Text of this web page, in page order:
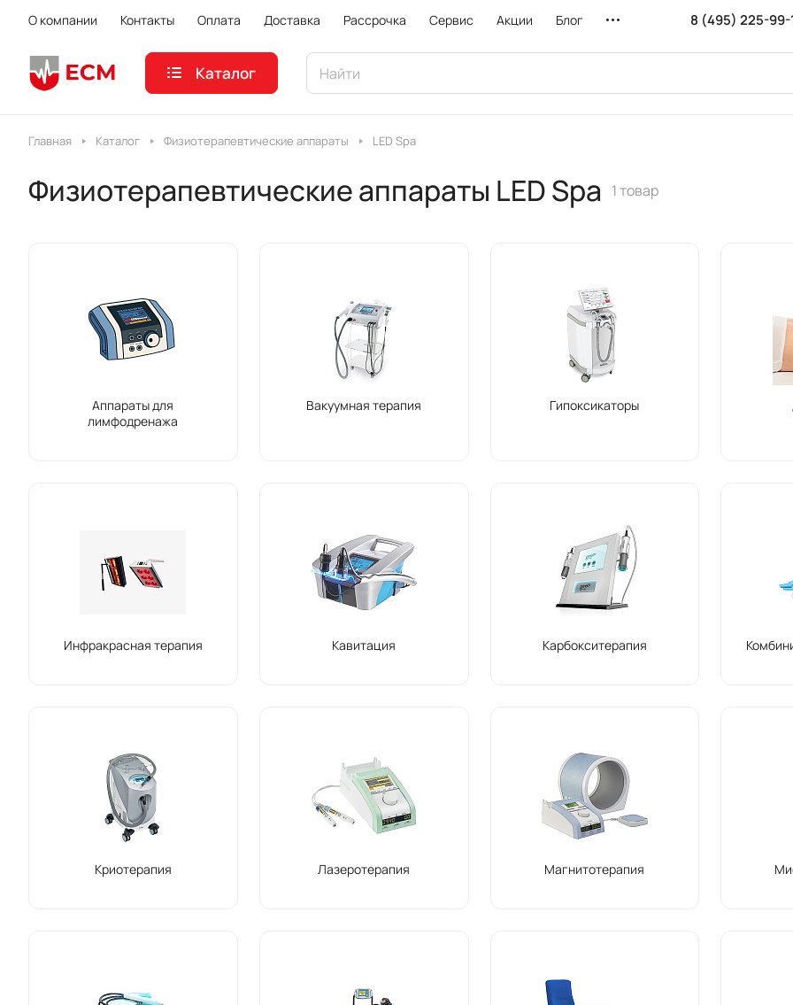
О компании Контакты Оплата Доставка Рассрочка Сервис Акции Блог 8 (495) 225-99-
Каталог
Главная Каталог Физиотерапевтические аппараты LED Spa
Физиотерапевтические аппараты LED Spa 1 товар
Аппараты для
лимфодренажа
Вакуумная терапия Гипоксикаторы
Инфракрасная терапия Кавитация Карбокситерапия
Криотерапия Лазеротерапия Магнитотерапия